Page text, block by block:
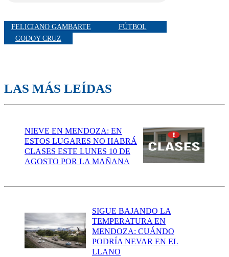
FELICIANO GAMBARTE
FÚTBOL
GODOY CRUZ
LAS MÁS LEÍDAS
NIEVE EN MENDOZA: EN
ESTOS LUGARES NO HABRÁ
CLASES ESTE LUNES 10 DE
AGOSTO POR LA MAÑANA
SIGUE BAJANDO LA
TEMPERATURA EN
MENDOZA: CUÁNDO
PODRÍA NEVAR EN EL
LLANO